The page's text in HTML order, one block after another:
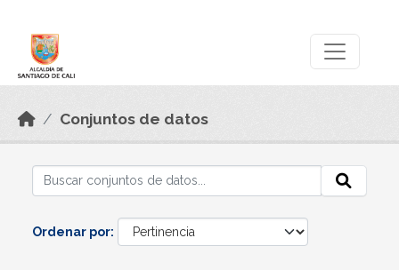
Conjuntos de datos
Ordenar por